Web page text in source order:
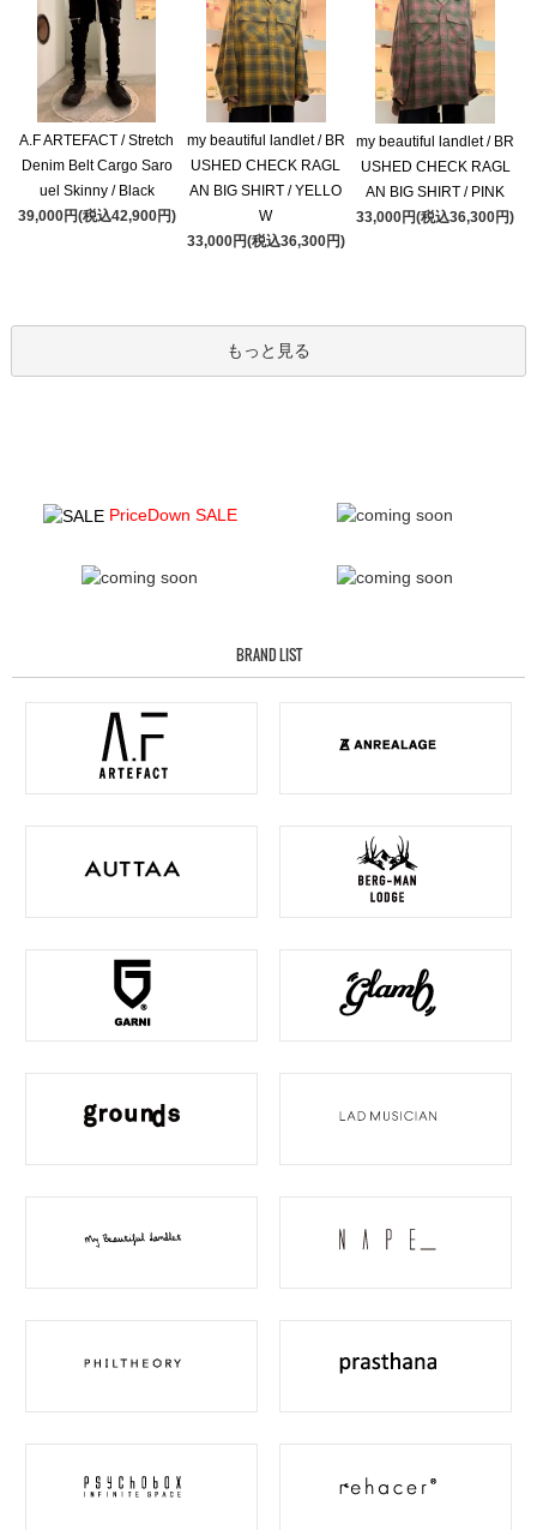
A.F ARTEFACT / Stretch
Denim Belt Cargo Saro
uel Skinny / Black
39,000円(税込42,900円)
my beautiful landlet / BR
USHED CHECK RAGL
AN BIG SHIRT / YELLO
W
33,000円(税込36,300円)
my beautiful landlet / BR
USHED CHECK RAGL
AN BIG SHIRT / PINK
33,000円(税込36,300円)
もっと見る
PriceDown SALE
BRAND LIST